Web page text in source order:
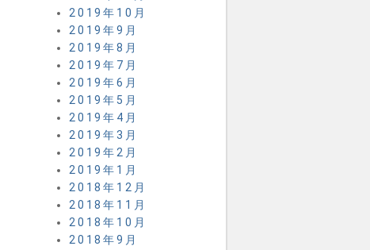
2019年10月
2019年9月
2019年8月
2019年7月
2019年6月
2019年5月
2019年4月
2019年3月
2019年2月
2019年1月
2018年12月
2018年11月
2018年10月
2018年9月